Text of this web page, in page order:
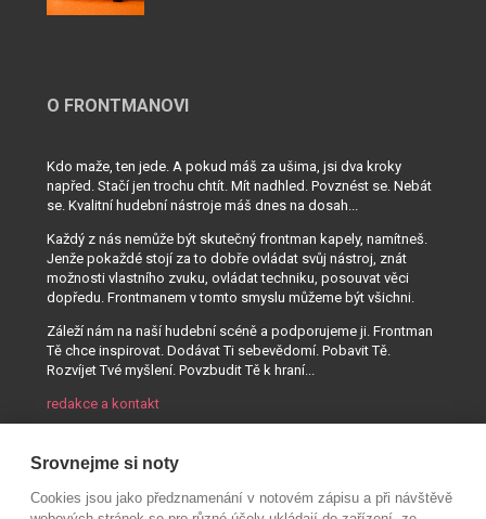
O FRONTMANOVI
Kdo maže, ten jede. A pokud máš za ušima, jsi dva kroky
napřed. Stačí jen trochu chtít. Mít nadhled. Povznést se. Nebát
se. Kvalitní hudební nástroje máš dnes na dosah...
Každý z nás nemůže být skutečný frontman kapely, namítneš.
Jenže pokaždé stojí za to dobře ovládat svůj nástroj, znát
možnosti vlastního zvuku, ovládat techniku, posouvat věci
dopředu. Frontmanem v tomto smyslu můžeme být všichni.
Záleží nám na naší hudební scéně a podporujeme ji. Frontman
Tě chce inspirovat. Dodávat Ti sebevědomí. Pobavit Tě.
Rozvíjet Tvé myšlení. Povzbudit Tě k hraní...
redakce a kontakt
Srovnejme si noty
Cookies jsou jako předznamenání v notovém zápisu a při návštěvě